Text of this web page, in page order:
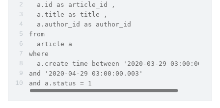
  a.id as article_id ,
  a.title as title ,
  a.author_id as author_id
from
  article a
where
a.create_time between '2020-03-29
and '2020-04-29 03:00:00.003'
and a.status = 1